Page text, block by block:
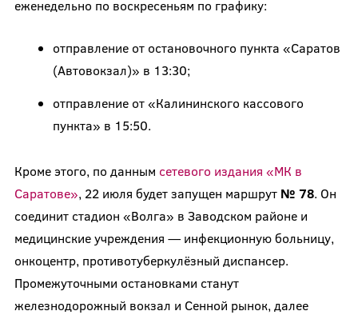
еженедельно по воскресеньям по графику:
отправление от остановочного пункта «Саратов
(Автовокзал)» в 13:30;
отправление от «Калининского кассового
пункта» в 15:50.
Кроме этого, по данным сетевого издания «МК в
Саратове», 22 июля будет запущен маршрут № 78. Он
соединит стадион «Волга» в Заводском районе и
медицинские учреждения — инфекционную больницу,
онкоцентр, противотуберкулёзный диспансер.
Промежуточными остановками станут
железнодорожный вокзал и Сенной рынок, далее